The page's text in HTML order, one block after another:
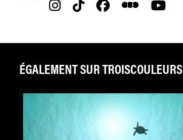
ÉGALEMENT SUR TROISCOULEURS